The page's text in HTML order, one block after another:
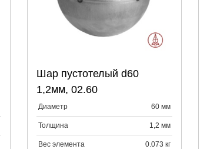
Шар пустотелый d60
1,2мм, 02.60
Диаметр 60 мм
Толщина 1,2 мм
Вес элемента 0.073 кг
Выберите количество:
Продолжить